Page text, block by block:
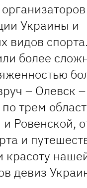
Украины и
более
– Олевск –
трем
Ровенской,
и
девиз